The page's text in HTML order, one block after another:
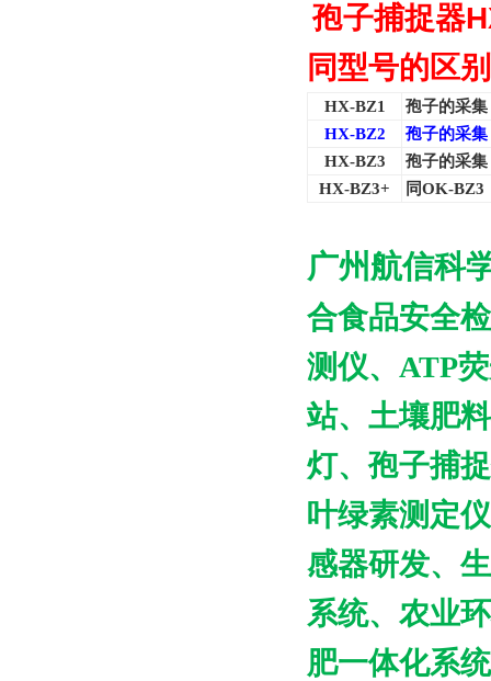
孢子捕捉器
同型号的区别
HX-BZ1
孢子的采
HX-BZ2
孢子的采
HX-BZ3
孢子的采
HX-BZ3+
同OK-BZ3
广州航信科
合食品安全
测仪、 ATP
站、土壤肥
灯、孢子捕
叶绿素测定
感器研发、
系统、农业
肥一体化系